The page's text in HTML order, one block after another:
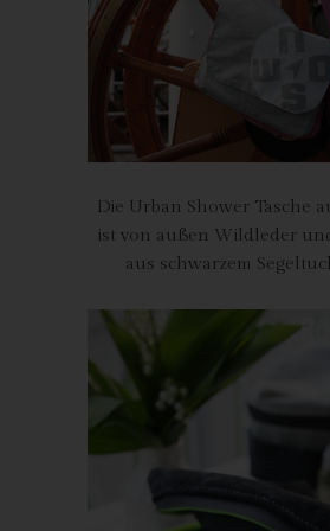
Die Urban Shower Tasche
ist von außen Wildleder
aus schwarzem
Inhalte unserer Internetseite korrekt
unserer Internetseite sowie die
optimieren, (3) die dauerhafte
informationstechnologischen Systeme
Internetseite zu gewährleisten sowie (4)
Strafverfolgungsbehörden im Falle
Diese anonym erhobenen Daten und
durch uns daher einerseits statistisch
unserem Unternehmen zu erhöhen, um
Daten sicherzustellen. Die anonymen
werden getrennt von allen durch eine
angegebenen personenbezogenen
Registrierung auf unserer
Die betroffene Person hat die
Internetseite des für die Verarbeitung